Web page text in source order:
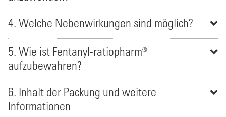
4. Welche Nebenwirkungen sind möglich?
5. Wie ist Fentanyl-ratiopharm®
aufzubewahren?
6. Inhalt der Packung und weitere
Informationen